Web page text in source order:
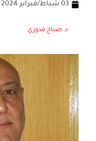
03 شباط/فبراير 2024
د. صباح قدوري